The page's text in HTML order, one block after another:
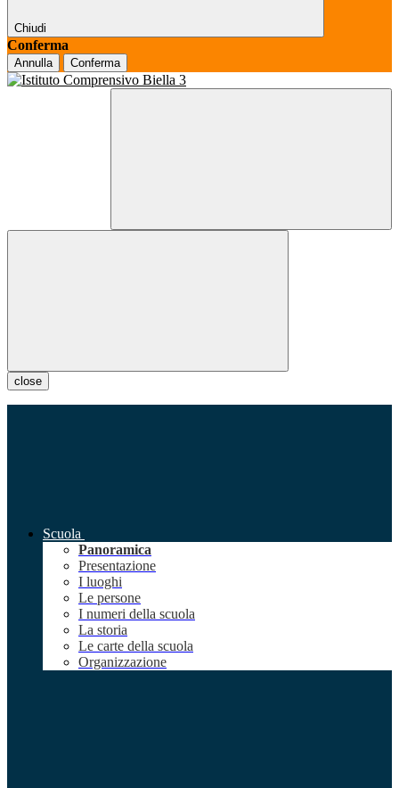
Chiudi
Conferma
Annulla Conferma
close
Scuola
Panoramica
Presentazione
I luoghi
Le persone
I numeri della scuola
La storia
Le carte della scuola
Organizzazione